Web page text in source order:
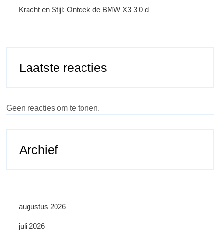
Kracht en Stijl: Ontdek de BMW X3 3.0 d
Laatste reacties
Geen reacties om te tonen.
Archief
augustus 2026
juli 2026